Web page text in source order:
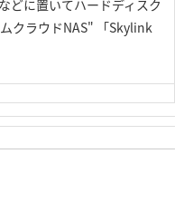
どに置いてハードディスク
クラウドNAS" 「Skylink